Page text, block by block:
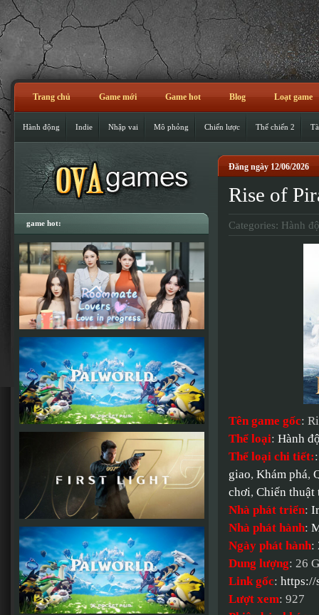
Trang chủ Game mới Game hot Blog Loạt game
Hành động Indie Nhập vai Mô phỏng Chiến lược Thế chiến 2
Đăng ngày 12/06/2026
Rise of
Categories: Hành
Tên game gốc:
Thể loại: Hành
Thể loại chi tiết:
giao, Khám phá,
chơi, Chiến thuật
Nhà phát triển:
Nhà phát hành:
Ngày phát hành:
Dung lượng: 26
Link gốc: https://
Lượt xem: 927
game hot: